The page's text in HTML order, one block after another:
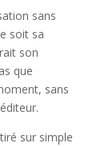
sans
soit sa
son
que
sans
sur simple